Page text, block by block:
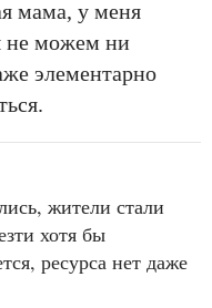
мама, у меня
не можем ни
элементарно
жители стали
хотя бы
ресурса нет даже